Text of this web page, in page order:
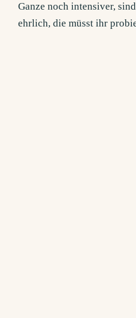
Ganze noch intensiver,
ehrlich, die müsst ihr